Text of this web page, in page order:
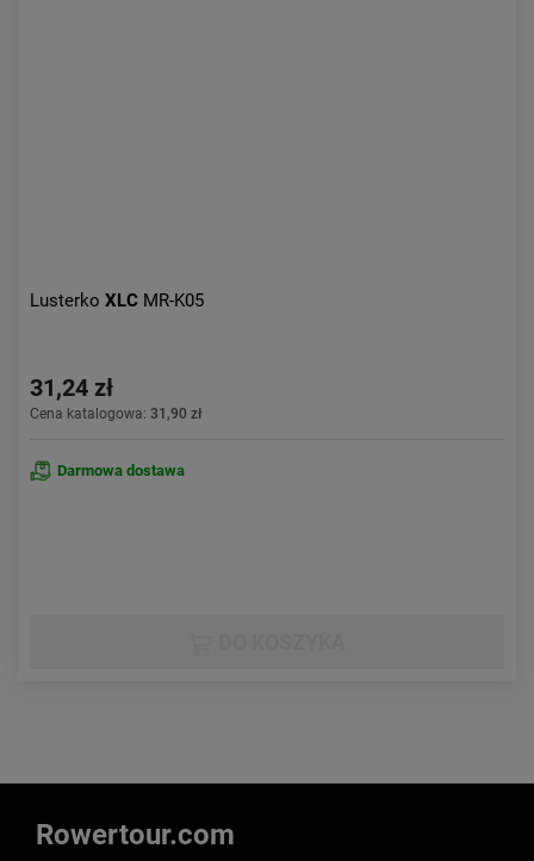
Lusterko XLC MR-K05
31,24 zł
Cena katalogowa: 31,90 zł
Darmowa dostawa
Rowertour.com